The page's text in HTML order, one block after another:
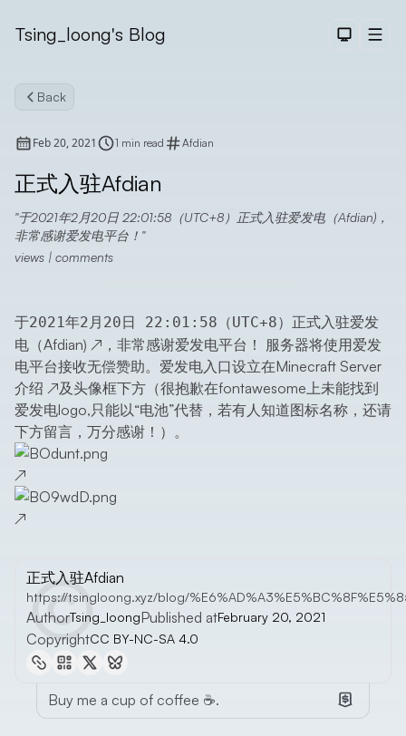
Tsing_loong's Blog
Search
Dark
Back
Feb 20, 2021 1 min read Afdian
正式入驻Afdian
于2021年2月20日 22:01:58（UTC+8）正式入驻爱发电（Afdian)，
非常感谢爱发电平台！
views | comments
于2021年2月20日 22:01:58（UTC+8） 正式入驻爱发
电（Afdian) ↗ ，非常感谢爱发电平台！ 服务器将使用爱发
电平台接收无偿赞助。爱发电入口设立在Minecraft Server
介绍 ↗及头像框下方（很抱歉在fontawesome上未能找到
爱发电logo,只能以“电池”代替，若有人知道图标名称，还请
下方留言，万分感谢！）。
↗
↗
正式入驻Afdian
https://tsingloong.xyz/blog/
AuthorTsing_loongPublished atFebruary 20, 2021
CopyrightCC BY-NC-SA 4.0
Buy me a cup of coffee ☕.